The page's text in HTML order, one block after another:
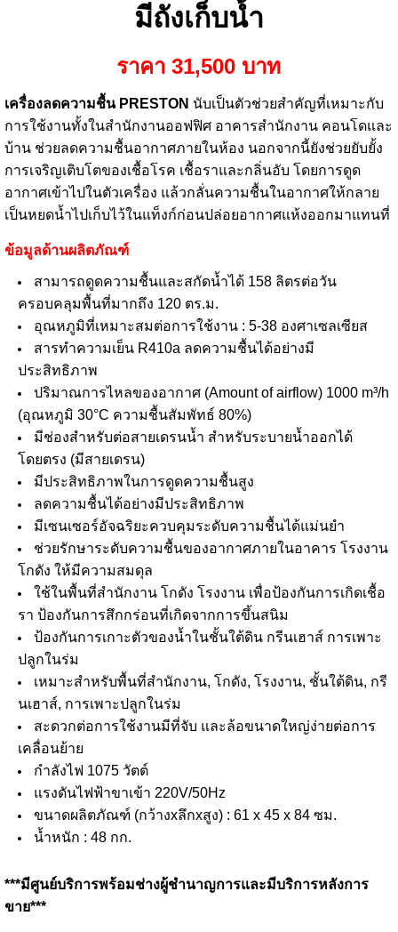
มีถังเก็บน้ำ
ราคา 31,500 บาท
เครื่องลดความชื้น PRESTON นับเป็นตัวช่วยสำคัญที่เหมาะกับ
การใช้งานทั้งในสำนักงานออฟฟิศ อาคารสำนักงาน คอนโดและ
บ้าน ช่วยลดความชื้นอากาศภายในห้อง นอกจากนี้ยังช่วยยับยั้ง
การเจริญเติบโตของเชื้อโรค เชื้อราและกลิ่นอับ โดยการดูด
อากาศเข้าไปในตัวเครื่อง แล้วกลั่นความชื้นในอากาศให้กลาย
เป็นหยดน้ำไปเก็บไว้ในแท็งก์ก่อนปล่อยอากาศแห้งออกมาแทนที่
ข้อมูลด้านผลิตภัณฑ์
สามารถดูดความชื้นและสกัดน้ำได้ 158 ลิตรต่อวัน
ครอบคลุมพื้นที่มากถึง 120 ตร.ม.
อุณหภูมิที่เหมาะสมต่อการใช้งาน : 5-38 องศาเซลเซียส
สารทำความเย็น R410a ลดความชื้นได้อย่างมี
ประสิทธิภาพ
ปริมาณการไหลของอากาศ (Amount of airflow) 1000 m³/h
(อุณหภูมิ 30°C ความชื้นสัมพัทธ์ 80%)
มีช่องสำหรับต่อสายเดรนน้ำ สำหรับระบายน้ำออกได้
โดยตรง (มีสายเดรน)
มีประสิทธิภาพในการดูดความชื้นสูง
ลดความชื้นได้อย่างมีประสิทธิภาพ
มีเซนเซอร์อัจฉริยะควบคุมระดับความชื้นได้แม่นยำ
ช่วยรักษาระดับความชื้นของอากาศภายในอาคาร โรงงาน
โกดัง ให้มีความสมดุล
ใช้ในพื้นที่สำนักงาน โกดัง โรงงาน เพื่อป้องกันการเกิดเชื้อ
รา ป้องกันการสึกกร่อนที่เกิดจากการขึ้นสนิม
ป้องกันการเกาะตัวของน้ำในชั้นใต้ดิน กรีนเฮาส์ การเพาะ
ปลูกในร่ม
เหมาะสำหรับพื้นที่สำนักงาน, โกดัง, โรงงาน, ชั้นใต้ดิน, กรี
นเฮาส์, การเพาะปลูกในร่ม
สะดวกต่อการใช้งานมีที่จับ และล้อขนาดใหญ่ง่ายต่อการ
เคลื่อนย้าย
กำลังไฟ 1075 วัตต์
แรงดันไฟฟ้าขาเข้า 220V/50Hz
ขนาดผลิตภัณฑ์ (กว้างxลึกxสูง) : 61 x 45 x 84 ซม.
น้ำหนัก : 48 กก.
***มีศูนย์บริการพร้อมช่างผู้ชำนาญการและมีบริการหลังการ
ขาย***